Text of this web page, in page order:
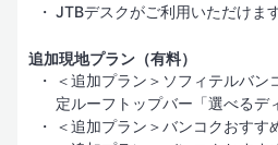
JTBデスクがご利用いただけま
追加現地プラン（有料）
＜追加プラン＞ソフィテルバン
定ルーフトップバー「選べるデ
＜追加プラン＞バンコクおすす